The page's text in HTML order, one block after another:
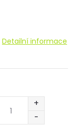
Detailní informace